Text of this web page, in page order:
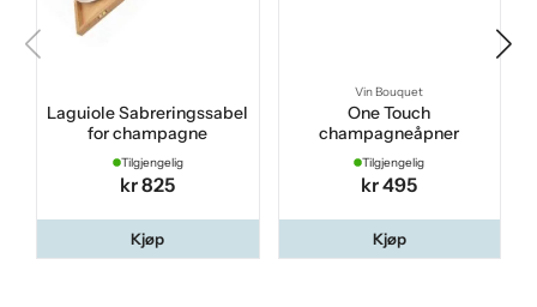
Laguiole Sabreringssabel
for champagne
Tilgjengelig
kr 825
Kjøp
Vin Bouquet
One Touch
champagneåpner
Tilgjengelig
kr 495
Kjøp